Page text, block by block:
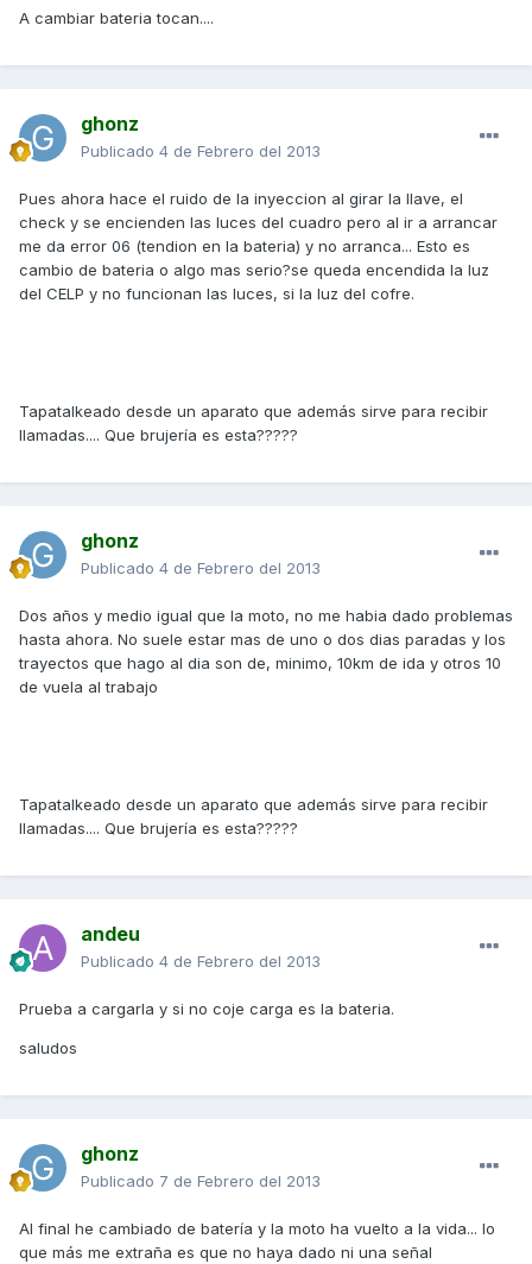
A cambiar bateria tocan....
ghonz
Publicado 4 de Febrero del 2013
Pues ahora hace el ruido de la inyeccion al girar la llave, el
check y se encienden las luces del cuadro pero al ir a arrancar
me da error 06 (tendion en la bateria) y no arranca... Esto es
cambio de bateria o algo mas serio?se queda encendida la luz
del CELP y no funcionan las luces, si la luz del cofre.
Tapatalkeado desde un aparato que además sirve para recibir
llamadas.... Que brujería es esta?????
ghonz
Publicado 4 de Febrero del 2013
Dos años y medio igual que la moto, no me habia dado problemas
hasta ahora. No suele estar mas de uno o dos dias paradas y los
trayectos que hago al dia son de, minimo, 10km de ida y otros 10
de vuela al trabajo
Tapatalkeado desde un aparato que además sirve para recibir
llamadas.... Que brujería es esta?????
andeu
Publicado 4 de Febrero del 2013
Prueba a cargarla y si no coje carga es la bateria.
saludos
ghonz
Publicado 7 de Febrero del 2013
Al final he cambiado de batería y la moto ha vuelto a la vida... lo
que más me extraña es que no haya dado ni una señal